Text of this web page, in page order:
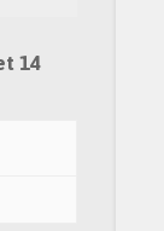
14